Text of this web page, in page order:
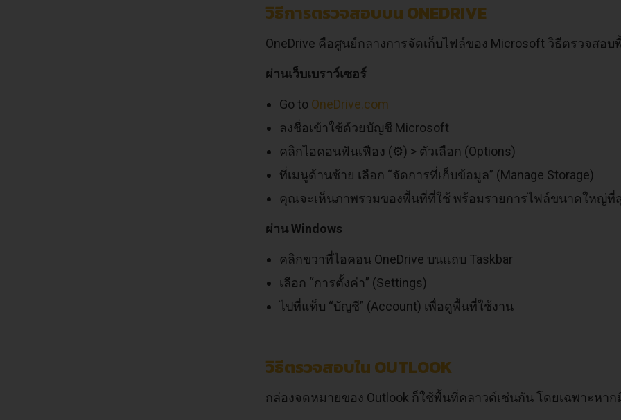
วิธีการตรวจสอบบน ONEDRIVE
OneDrive คือศูนย์กลางการจัดเก็บไฟล์ของ Microsoft วิธีตรวจสอ
ผ่านเว็บเบราว์เซอร์
Go to OneDrive.com
ลงชื่อเข้าใช้ด้วยบัญชี Microsoft
คลิกไอคอนฟันเฟือง (⚙️) > ตัวเลือก (Options)
ที่เมนูด้านซ้าย เลือก “จัดการที่เก็บข้อมูล” (Manage Storage)
คุณจะเห็นภาพรวมของพื้นที่ที่ใช้ พร้อมรายการไฟล์ขนาดใหญ่ที่
ผ่าน Windows
คลิกขวาที่ไอคอน OneDrive บนแถบ Taskbar
เลือก “การตั้งค่า” (Settings)
ไปที่แท็บ “บัญชี” (Account) เพื่อดูพื้นที่ใช้งาน
วิธีตรวจสอบใน OUTLOOK
กล่องจดหมายของ Outlook ก็ใช้พื้นที่คลาวด์เช่นกัน โดยเฉพาะหา